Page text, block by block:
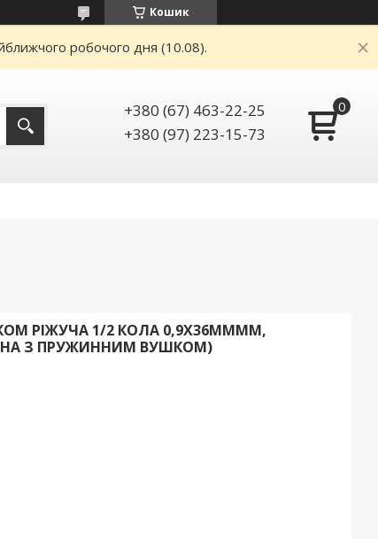
Кошик
робочого дня (10.08).
+380 (67) 463-22-25
+380 (97) 223-15-73
РІЖУЧА 1/2 КОЛА 0,9Х36ММММ,
З ПРУЖИННИМ ВУШКОМ)